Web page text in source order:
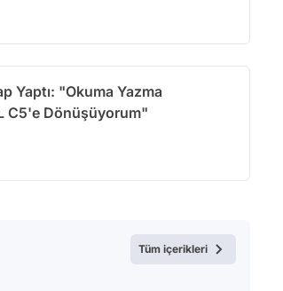
Yaptı: "Okuma Yazma
C5'e Dönüşüyorum"
Tüm içerikleri